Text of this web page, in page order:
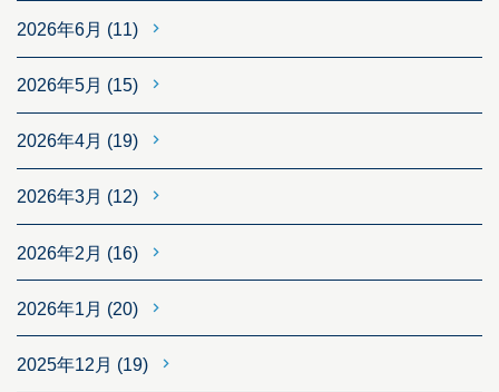
2026年6月 (11)
2026年5月 (15)
2026年4月 (19)
2026年3月 (12)
2026年2月 (16)
2026年1月 (20)
2025年12月 (19)